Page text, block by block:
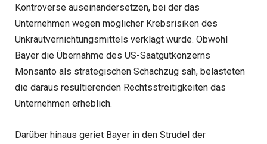
Kontroverse auseinandersetzen, bei der das
Unternehmen wegen möglicher Krebsrisiken des
Unkrautvernichtungsmittels verklagt wurde. Obwohl
Bayer die Übernahme des US-Saatgutkonzerns
Monsanto als strategischen Schachzug sah, belasteten
die daraus resultierenden Rechtsstreitigkeiten das
Unternehmen erheblich.
Darüber hinaus geriet Bayer in den Strudel der